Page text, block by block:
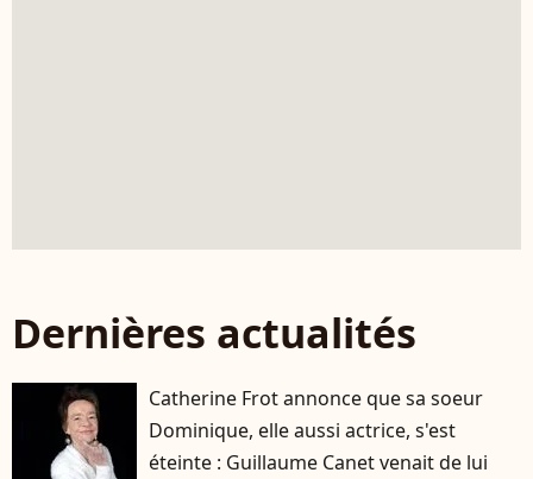
Dernières actualités
Catherine Frot annonce que sa soeur
Dominique, elle aussi actrice, s'est
éteinte : Guillaume Canet venait de lui